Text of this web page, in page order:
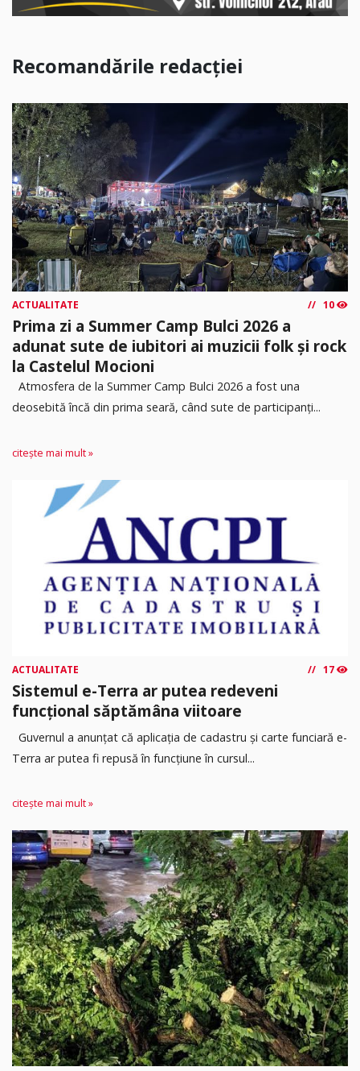
Recomandările redacției
ACTUALITATE 10
Prima zi a Summer Camp Bulci 2026 a
adunat sute de iubitori ai muzicii folk și rock
la Castelul Mocioni
Atmosfera de la Summer Camp Bulci 2026 a fost una
deosebită încă din prima seară, când sute de participanți...
citește mai mult »
ACTUALITATE 17
Sistemul e-Terra ar putea redeveni
funcțional săptămâna viitoare
Guvernul a anunțat că aplicația de cadastru și carte funciară e-
Terra ar putea fi repusă în funcțiune în cursul...
citește mai mult »